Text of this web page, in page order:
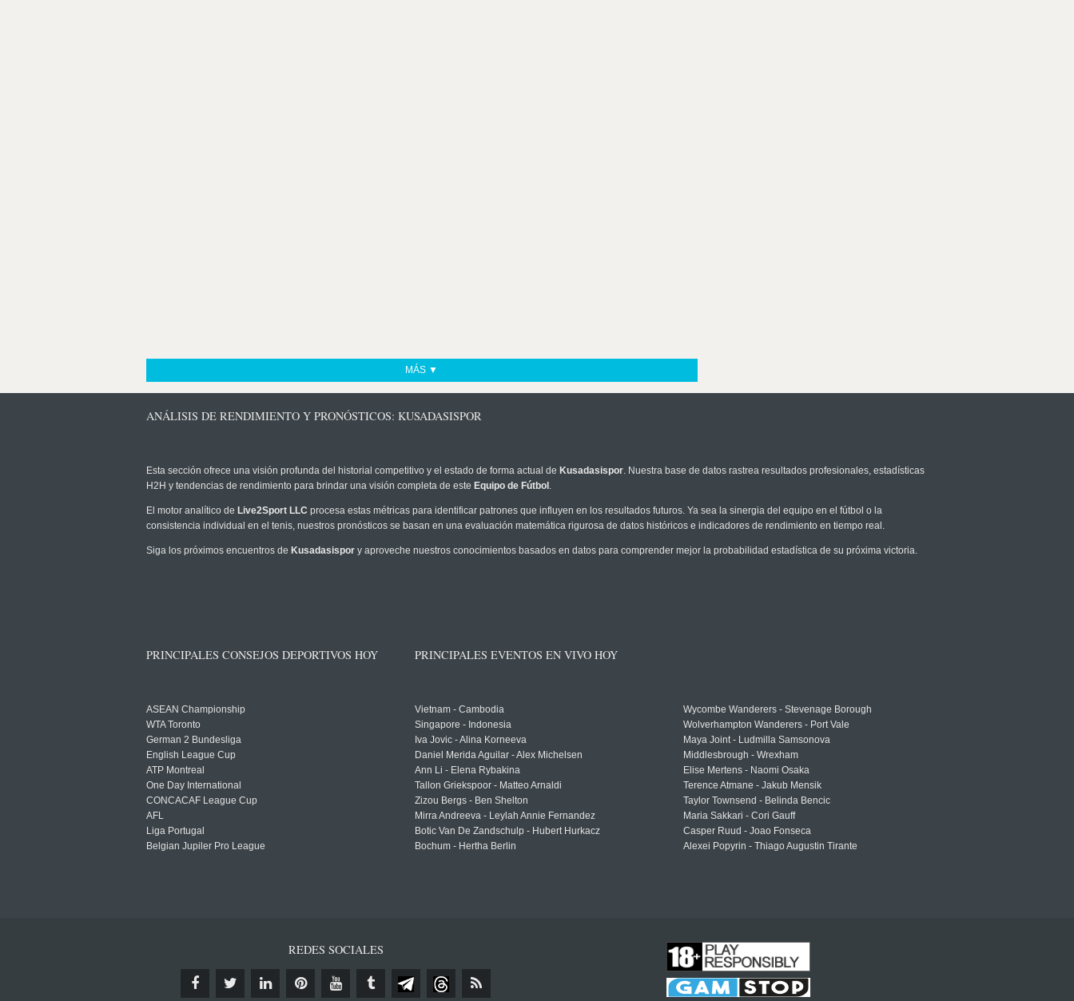
MÁS ▼
ANÁLISIS DE RENDIMIENTO Y PRONÓSTICOS: KUSADASISPOR
Esta sección ofrece una visión profunda del historial competitivo y el estado de forma actual de Kusadasispor. Nuestra base de datos rastrea resultados profesionales, estadísticas
H2H y tendencias de rendimiento para brindar una visión completa de este Equipo de Fútbol .
El motor analítico de Live2Sport LLC procesa estas métricas para identificar patrones que influyen en los resultados futuros. Ya sea la sinergia del equipo en el fútbol o la
consistencia individual en el tenis, nuestros pronósticos se basan en una evaluación matemática rigurosa de datos históricos e indicadores de rendimiento en tiempo real.
Siga los próximos encuentros de Kusadasispor y aproveche nuestros conocimientos basados en datos para comprender mejor la probabilidad estadística de su próxima victoria.
PRINCIPALES CONSEJOS DEPORTIVOS HOY
ASEAN Championship
WTA Toronto
German 2 Bundesliga
English League Cup
ATP Montreal
One Day International
CONCACAF League Cup
AFL
Liga Portugal
Belgian Jupiler Pro League
PRINCIPALES EVENTOS EN VIVO HOY
Vietnam - Cambodia
Singapore - Indonesia
Iva Jovic - Alina Korneeva
Daniel Merida Aguilar - Alex Michelsen
Ann Li - Elena Rybakina
Tallon Griekspoor - Matteo Arnaldi
Zizou Bergs - Ben Shelton
Mirra Andreeva - Leylah Annie Fernandez
Botic Van De Zandschulp - Hubert Hurkacz
Bochum - Hertha Berlin
Wycombe Wanderers - Stevenage Borough
Wolverhampton Wanderers - Port Vale
Maya Joint - Ludmilla Samsonova
Middlesbrough - Wrexham
Elise Mertens - Naomi Osaka
Terence Atmane - Jakub Mensik
Taylor Townsend - Belinda Bencic
Maria Sakkari - Cori Gauff
Casper Ruud - Joao Fonseca
Alexei Popyrin - Thiago Augustin Tirante
REDES SOCIALES